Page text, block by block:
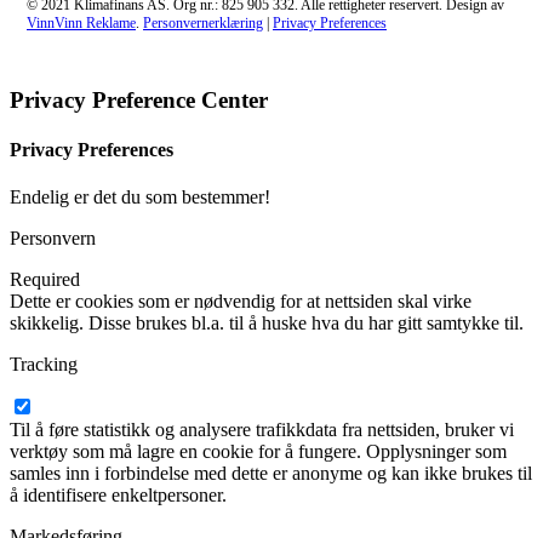
© 2021 Klimafinans AS. Org nr.: 825 905 332. Alle rettigheter reservert. Design av
VinnVinn Reklame. Personvernerklæring Privacy Preferences
Privacy Preference Center
Privacy Preferences
Endelig er det du som bestemmer!
Personvern
Required
Dette er cookies som er nødvendig for at nettsiden skal virke
skikkelig. Disse brukes bl.a. til å huske hva du har gitt samtykke til.
Tracking
Til å føre statistikk og analysere trafikkdata fra nettsiden, bruker vi
verktøy som må lagre en cookie for å fungere. Opplysninger som
samles inn i forbindelse med dette er anonyme og kan ikke brukes til
å identifisere enkeltpersoner.